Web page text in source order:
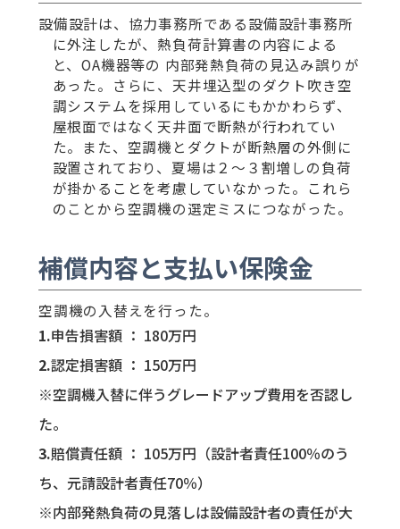
設備設計は、協力事務所である設備設計事務所
に外注したが、熱負荷計算書の内容による
と、OA機器等の 内部発熱負荷の見込み誤りが
あった。さらに、天井埋込型のダクト吹き空
調システムを採用しているにもかかわらず、
屋根面ではなく天井面で断熱が行われてい
た。また、空調機とダクトが断熱層の外側に
設置されており、夏場は２～３割増しの負荷
が掛かることを考慮していなかった。これら
のことから空調機の選定ミスにつながった。
補償内容と支払い保険金
空調機の入替えを行った。
申告損害額 ： 180万円
認定損害額 ： 150万円
※空調機入替に伴うグレードアップ費用を否認し
た。
賠償責任額 ： 105万円（設計者責任100％のう
ち、元請設計者責任70％）
※内部発熱負荷の見落しは設備設計者の責任が大